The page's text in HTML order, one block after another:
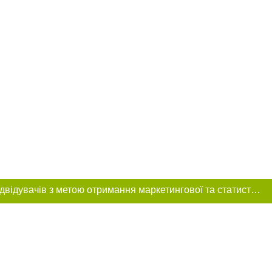
Цей сайт використовує «cookies». Також веб-сайт використовує інтернет-сервіс для збору технічних даних стосовно відвідувачів з метою отримання маркетингової та статистичної інформації. Умови обробки даних відвідувачів сайту див.